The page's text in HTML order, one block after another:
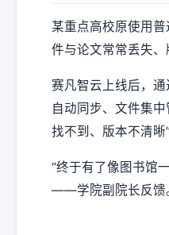
某重点高校原使用
件与论文常常丢失、
赛凡智云上线后，
自动同步、文件集
找不到、版本不清晰
“终于有了像图书馆
——学院副院长反馈